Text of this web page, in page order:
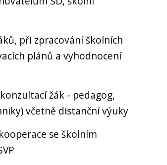
při zpracování školních
plánů a vyhodnocení
žák - pedagog,
včetně distanční výuky
se školním